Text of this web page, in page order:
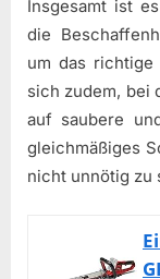
Insgesamt ist
die
um das richtige
sich zudem, bei
auf saubere
gleichmäßiges
nicht unnötig zu